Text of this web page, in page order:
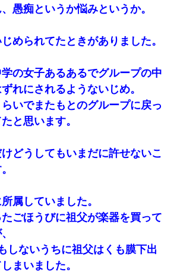
愚痴というか悩みというか。
められてたときがありました。
の女子あるあるでグループの中
れにされるようないじめ。
いでまたもとのグループに戻っ
と思います。
どうしてもいまだに許せないこ
属していました。
ごほうびに祖父が楽器を買って
しないうちに祖父はくも膜下出
まいました。